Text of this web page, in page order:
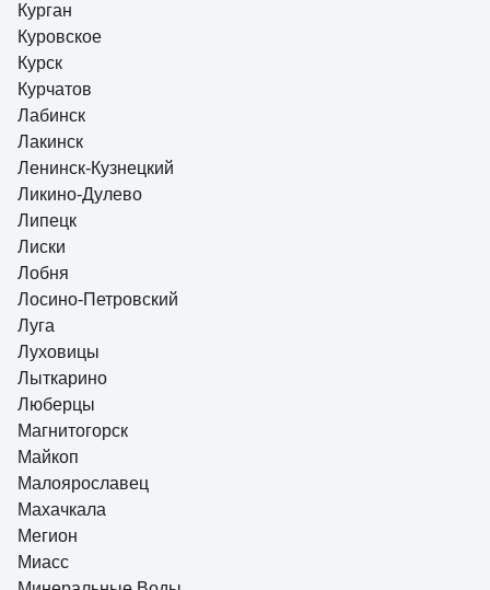
Курган
Куровское
Курск
Курчатов
Лабинск
Лакинск
Ленинск-Кузнецкий
Ликино-Дулево
Липецк
Лиски
Лобня
Лосино-Петровский
Луга
Луховицы
Лыткарино
Люберцы
Магнитогорск
Майкоп
Малоярославец
Махачкала
Мегион
Миасс